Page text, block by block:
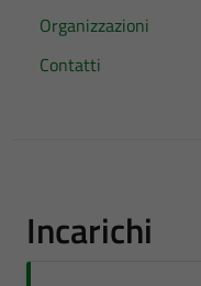
Organizzazioni
Contatti
Incarichi